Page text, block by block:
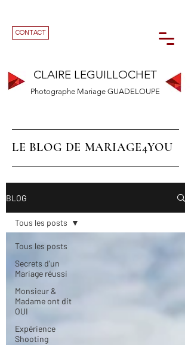
CLAIRE LEGUILLOCHET
Photographe Mariage GUADELOUPE
CONTACT
LE BLOG DE MARIAGE4YOU
BLOG
Tous les posts
Secrets d'un
Mariage réussi
Monsieur &
Madame ont dit
OUI
Expérience
Shooting
Tous les posts